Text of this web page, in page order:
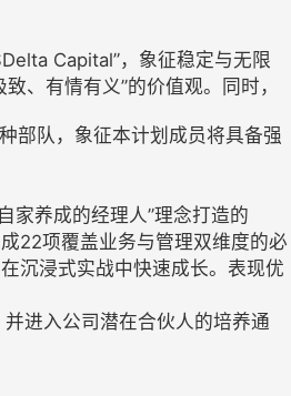
Capital”，象征稳定与无限
、有情有义”的价值观。同时，
部队，象征本计划成员将具备强
家养成的经理人”理念打造的
22项覆盖业务与管理双维度的必
沉浸式实战中快速成长。表现优
进入公司潜在合伙人的培养通